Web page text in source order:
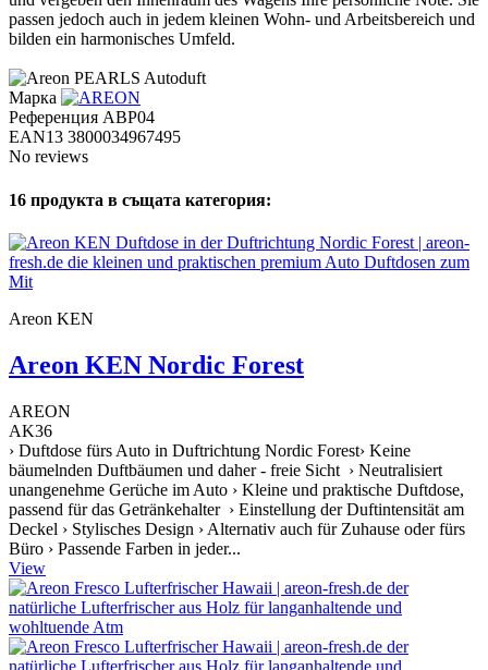
passen jedoch auch in jedem kleinen Wohn- und Arbeitsbereich und
bilden ein harmonisches Umfeld.
Марка
Референция ABP04
EAN13 3800034967495
No reviews
16 продукта в същата категория:
Areon KEN
Areon KEN Nordic Forest
AREON
AK36
› Duftdose fürs Auto in Duftrichtung Nordic Forest› Keine
bäumelnden Duftbäumen und daher - freie Sicht › Neutralisiert
unangenehme Gerüche im Auto › Kleine und praktische Duftdose,
passend für das Getränkehalter › Einstellung der Duftintensität am
Deckel › Stylisches Design › Alternativ auch für Zuhause oder fürs
Büro › Passende Farben in jeder...
View